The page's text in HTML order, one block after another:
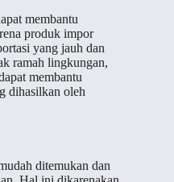
membantu
produk impor
yang jauh dan
ramah lingkungan,
membantu
dihasilkan oleh
ditemukan dan